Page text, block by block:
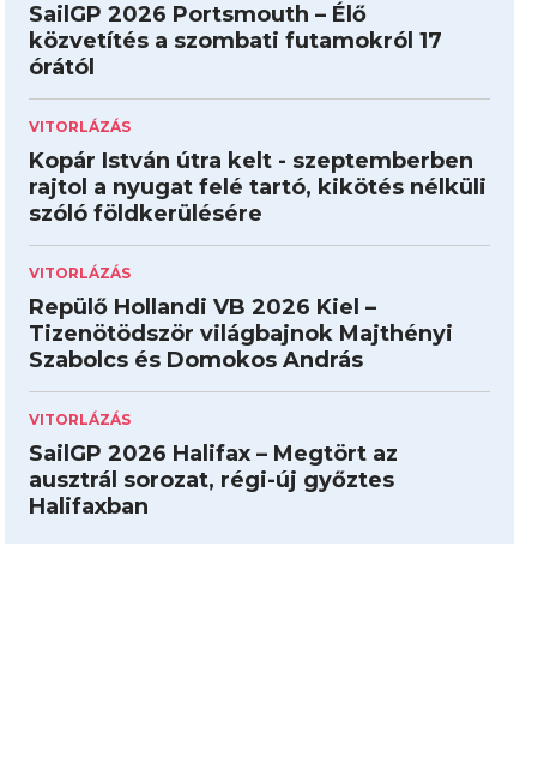
SailGP 2026 Portsmouth – Élő
közvetítés a szombati futamokról 17
órától
VITORLÁZÁS
Kopár István útra kelt - szeptemberben
rajtol a nyugat felé tartó, kikötés nélküli
szóló földkerülésére
VITORLÁZÁS
Repülő Hollandi VB 2026 Kiel –
Tizenötödször világbajnok Majthényi
Szabolcs és Domokos András
VITORLÁZÁS
SailGP 2026 Halifax – Megtört az
ausztrál sorozat, régi-új győztes
Halifaxban